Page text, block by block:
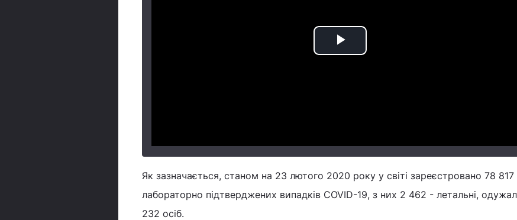
Play
Як зазначається, станом на 23 лютого 2020 року у світі зареєстровано 78 817
лабораторно підтверджених випадків COVID-19, з них 2 462 - летальні,
232 осіб.